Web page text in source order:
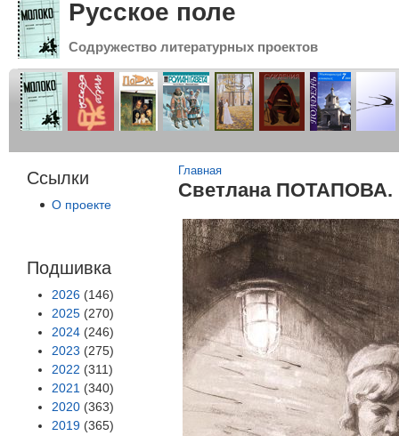
Русское поле
Содружество литературных проектов
Ссылки
О проекте
Подшивка
2026 (146)
2025 (270)
2024 (246)
2023 (275)
2022 (311)
2021 (340)
2020 (363)
2019 (365)
Вы здесь
Главная
Светлана ПОТАПОВА.